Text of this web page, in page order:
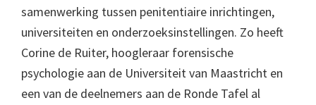
samenwerking tussen penitentiaire inrichtingen,
universiteiten en onderzoeksinstellingen. Zo heeft
Corine de Ruiter, hoogleraar forensische
psychologie aan de Universiteit van Maastricht en
een van de deelnemers aan de Ronde Tafel al